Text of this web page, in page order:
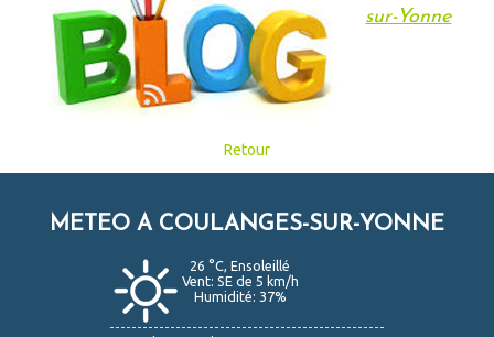
sur-Yonne
Retour
METEO A COULANGES-SUR-YONNE
26 °C, Ensoleillé
Vent: SE de 5 km/h
Humidité: 37%